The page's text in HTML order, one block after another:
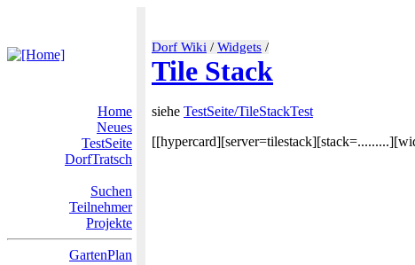
Dorf Wiki / Widgets /
Tile Stack
Home
Neues
TestSeite
DorfTratsch
Suchen
Teilnehmer
Projekte
GartenPlan
siehe TestSeite/TileStackTest